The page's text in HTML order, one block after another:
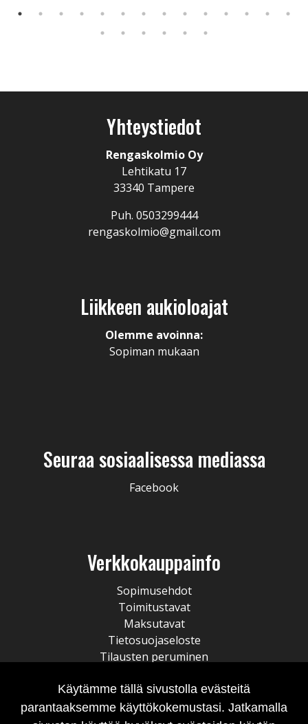
Yhteystiedot
Rengaskolmio Oy
Lehtikatu 17
33340 Tampere
Puh. 0503299444
rengaskolmio@gmail.com
Liikkeen aukioloajat
Olemme avoinna:
Sopiman mukaan
Seuraa sosiaalisessa mediassa
Facebook
Verkkokauppainfo
Sopimusehdot
Toimitustavat
Maksutavat
Tietosuojaseloste
Tilausten peruminen
Käytämme tällä sivustolla evästeitä
parantaaksemme käyttökokemustasi. Jatkamalla